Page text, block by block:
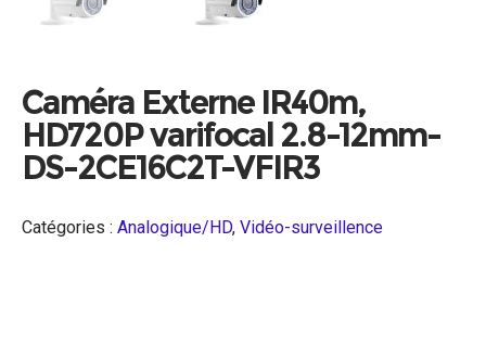
Caméra Externe IR40m,
HD720P varifocal 2.8-12mm-
DS-2CE16C2T-VFIR3
Catégories : Analogique/HD, Vidéo-surveillence